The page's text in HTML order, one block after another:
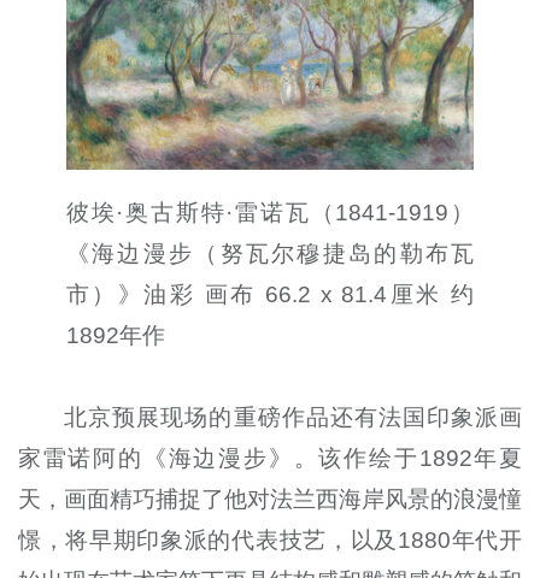
彼埃·奥古斯特·雷诺瓦（1841-1919）
《海边漫步（努瓦尔穆捷岛的勒布瓦
市）》油彩 画布 66.2 x 81.4厘米 约
1892年作
北京预展现场的重磅作品还有法国印象派画
家雷诺阿的《海边漫步》。该作绘于1892年夏
天，画面精巧捕捉了他对法兰西海岸风景的浪漫憧
憬，将早期印象派的代表技艺，以及1880年代开